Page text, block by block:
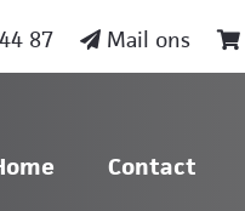
87 Mail ons
naar content
Contact